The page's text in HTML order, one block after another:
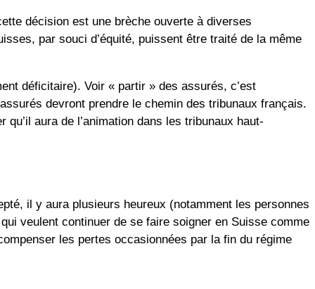
décision est une brèche ouverte à diverses
par souci d’équité, puissent être traité de la même
déficitaire). Voir « partir » des assurés, c’est
devront prendre le chemin des tribunaux français.
aura de l’animation dans les tribunaux haut-
il y aura plusieurs heureux (notamment les personnes
veulent continuer de se faire soigner en Suisse comme
les pertes occasionnées par la fin du régime